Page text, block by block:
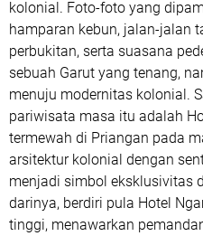
kolonial. Foto-foto yang
hamparan kebun, jalan-jalan
perbukitan, serta suasana
sebuah Garut yang tenang,
menuju modernitas kolonial.
pariwisata masa itu adalah
termewah di Priangan pada
arsitektur kolonial dengan
menjadi simbol eksklusivitas
darinya, berdiri pula Hotel
tinggi, menawarkan